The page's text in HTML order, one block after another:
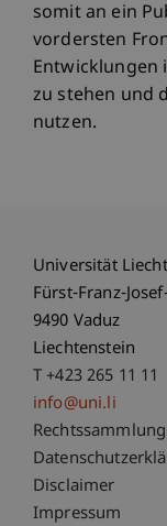
somit an ein
vordersten
Entwicklungen
zu stehen und
nutzen.
Universität
Fürst-Franz-
9490 Vaduz
Liechtenstein
T +423 265 11 11
info@uni.li
Fußzeile
Rechtssammlung
Disclaimer
Impressum